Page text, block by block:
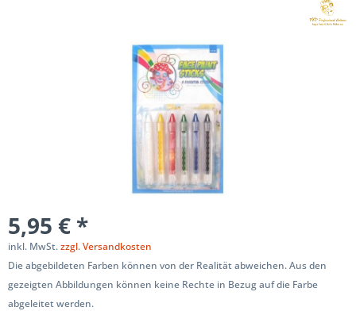
5,95 € *
inkl. MwSt.zzgl. Versandkosten
Die abgebildeten Farben können von der Realität abweichen. Aus den
gezeigten Abbildungen können keine Rechte in Bezug auf die Farbe
abgeleitet werden.